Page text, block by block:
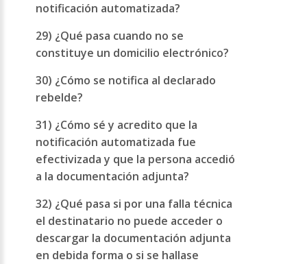
notificación automatizada?
29) ¿Qué pasa cuando no se
constituye un domicilio electrónico?
30) ¿Cómo se notifica al declarado
rebelde?
31) ¿Cómo sé y acredito que la
notificación automatizada fue
efectivizada y que la persona accedió
a la documentación adjunta?
32) ¿Qué pasa si por una falla técnica
el destinatario no puede acceder o
descargar la documentación adjunta
en debida forma o si se hallase